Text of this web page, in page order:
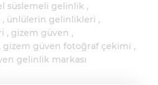
süslemeli gelinlik
ünlülerin gelinlikleri
gizem güven
gizem güven fotoğraf çekimi
gelinlik markası